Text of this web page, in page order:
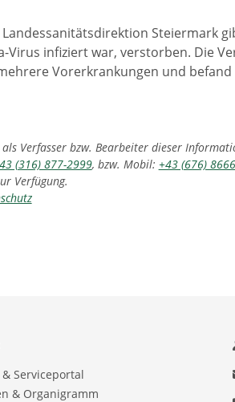
Landessanitätsdirektion Steiermark
Virus infiziert war, verstorben. Die
Vorerkrankungen und
Verfasser bzw. Bearbeiter dieser
(316) 877-2999, bzw. Mobil: +43 (676)
Verfügung.
Serviceportal
& Organigramm